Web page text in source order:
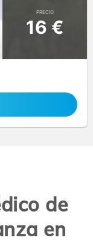
PRECIO
16 €
de
en